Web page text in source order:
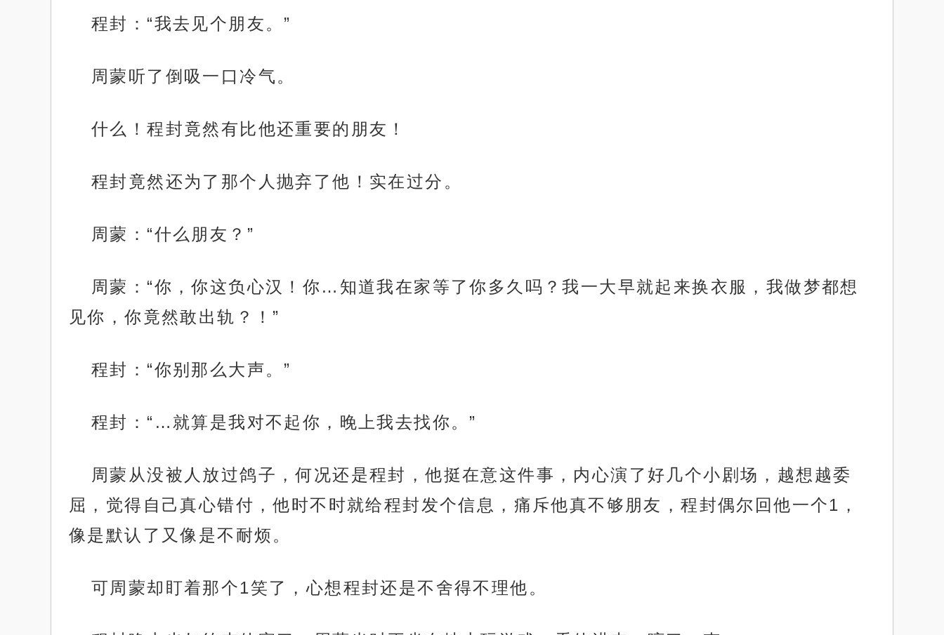
程封：“我去见个朋友。”
周蒙听了倒吸一口冷气。
什么！程封竟然有比他还重要的朋友！
程封竟然还为了那个人抛弃了他！实在过分。
周蒙：“什么朋友？”
周蒙：“你，你这负心汉！你…知道我在家等了你多久吗？我一大早就起来换衣服，我做梦都想
见你，你竟然敢出轨？！”
程封：“你别那么大声。”
程封：“…就算是我对不起你，晚上我去找你。”
周蒙从没被人放过鸽子，何况还是程封，他挺在意这件事，内心演了好几个小剧场，越想越委
屈，觉得自己真心错付，他时不时就给程封发个信息，痛斥他真不够朋友，程封偶尔回他一个1，
像是默认了又像是不耐烦。
可周蒙却盯着那个1笑了，心想程封还是不舍得不理他。